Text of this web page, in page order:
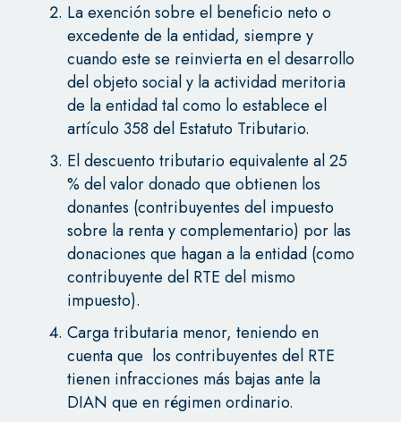
La exención sobre el beneficio neto o
excedente de la entidad, siempre y
cuando este se reinvierta en el desarrollo
del objeto social y la actividad meritoria
de la entidad tal como lo establece el
artículo 358 del Estatuto Tributario.
El descuento tributario equivalente al 25
% del valor donado que obtienen los
donantes (contribuyentes del impuesto
sobre la renta y complementario) por las
donaciones que hagan a la entidad (como
contribuyente del RTE del mismo
impuesto).
Carga tributaria menor, teniendo en
cuenta que los contribuyentes del RTE
tienen infracciones más bajas ante la
DIAN que en régimen ordinario.